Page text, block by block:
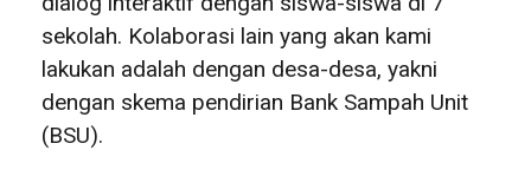
sekolah. Kolaborasi lain yang akan kami
lakukan adalah dengan desa-desa, yakni
dengan skema pendirian Bank Sampah Unit
(BSU).